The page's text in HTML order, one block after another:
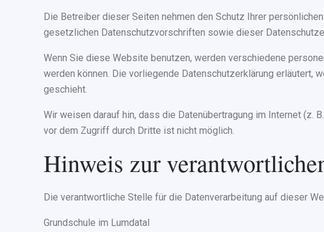
Die Betreiber dieser Seiten nehmen den Schutz Ihrer
gesetzlichen Datenschutzvorschriften sowie dieser
Wenn Sie diese Website benutzen, werden verschiedene
werden können. Die vorliegende Datenschutzerklärung erläutert,
geschieht.
Wir weisen darauf hin, dass die Datenübertragung im Internet (z.
vor dem Zugriff durch Dritte ist nicht möglich.
Hinweis zur
Die verantwortliche Stelle für die Datenverarbeitung auf dieser
Grundschule im Lumdatal